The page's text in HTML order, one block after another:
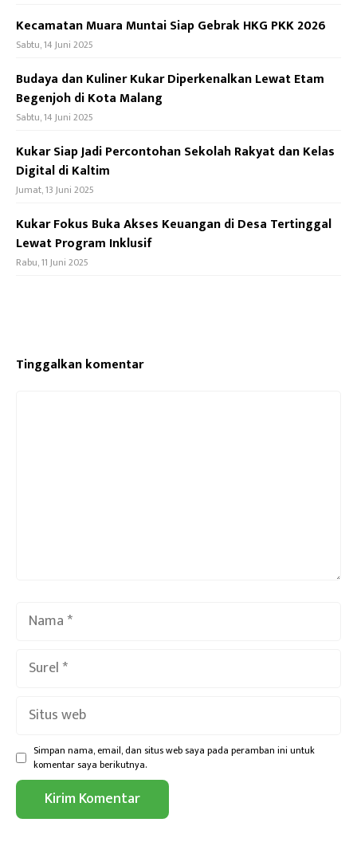
Kecamatan Muara Muntai Siap Gebrak HKG PKK 2026
Sabtu, 14 Juni 2025
Budaya dan Kuliner Kukar Diperkenalkan Lewat Etam
Begenjoh di Kota Malang
Sabtu, 14 Juni 2025
Kukar Siap Jadi Percontohan Sekolah Rakyat dan Kelas
Digital di Kaltim
Jumat, 13 Juni 2025
Kukar Fokus Buka Akses Keuangan di Desa Tertinggal
Lewat Program Inklusif
Rabu, 11 Juni 2025
Tinggalkan komentar
web
Simpan nama, email, dan situs web saya pada peramban ini untuk
komentar saya berikutnya.